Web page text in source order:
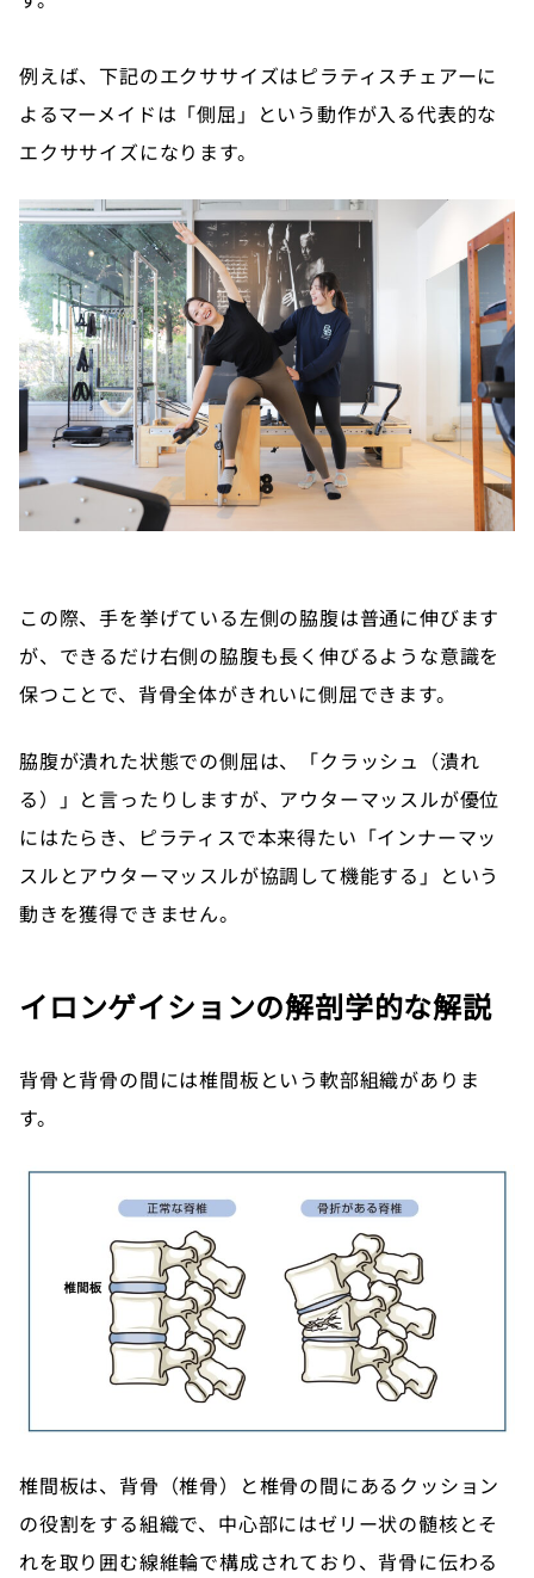
例えば、下記のエクササイズはピラティスチェアーに
よるマーメイドは「側屈」という動作が入る代表的な
エクササイズになります。
この際、手を挙げている左側の脇腹は普通に伸びます
が、できるだけ右側の脇腹も長く伸びるような意識を
保つことで、背骨全体がきれいに側屈できます。
脇腹が潰れた状態での側屈は、「クラッシュ（潰れ
る）」と言ったりしますが、アウターマッスルが優位
にはたらき、ピラティスで本来得たい「インナーマッ
スルとアウターマッスルが協調して機能する」という
動きを獲得できません。
イロンゲイションの解剖学的な解説
背骨と背骨の間には椎間板という軟部組織がありま
す。
椎間板は、背骨（椎骨）と椎骨の間にあるクッション
の役割をする組織で、中心部にはゼリー状の髄核とそ
れを取り囲む線維輪で構成されており、背骨に伝わる